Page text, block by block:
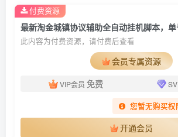
此内容为付费资源，请付费后查看
会员专属资源
VIP会员 免费
您暂无购买权
开通会员
付费资源